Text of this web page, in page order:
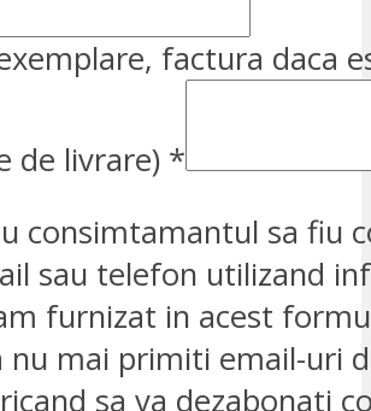
factura daca
de livrare) *
consimtamantul sa fiu
sau telefon utilizand
furnizat in acest
nu mai primiti email-uri
sa va dezabonati